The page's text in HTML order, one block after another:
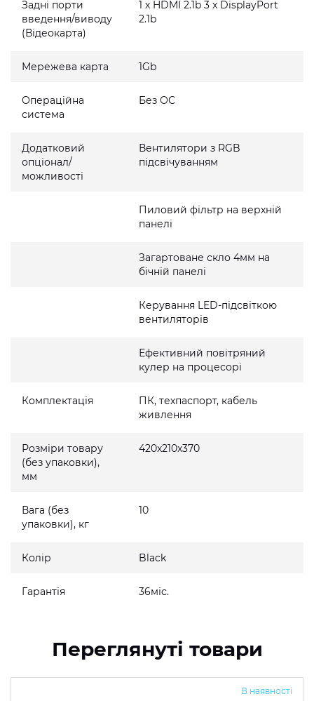
Задні порти
введення/виводу
(Відеокарта)
1 x HDMI 2.1b 3 x DisplayPort
2.1b
Мережева карта 1Gb
Операційна
система
Без ОС
Додатковий
опціонал/
можливості
Вентилятори з RGB
підсвічуванням
Пиловий фільтр на верхній
панелі
Загартоване скло 4мм на
бічній панелі
Керування LED-підсвіткою
вентиляторів
Ефективний повітряний
кулер на процесорі
Комплектація
ПК, техпаспорт, кабель
живлення
Розміри товару
(без упаковки),
мм
420x210x370
Вага (без
упаковки), кг
10
Колір Black
Гарантія 36міс.
Переглянуті товари
В наявності